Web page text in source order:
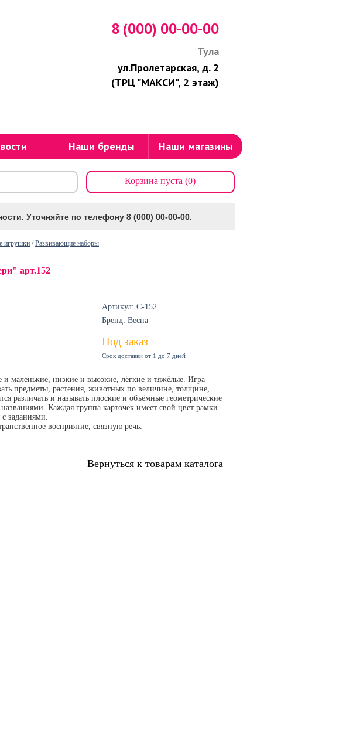
8 (000) 00-00-00
Тула
ул.Пролетарская, д. 2
(ТРЦ "МАКСИ", 2 этаж)
Наши бренды Наши магазины
Корзина пуста (0)
Уточняйте по телефону 8 (000) 00-00-00.
игрушки /Развивающие наборы
арт.152
Артикул: С-152
Бренд: Весна
Под заказ
Срок доставки от 1 до 7 дней
маленькие, низкие и высокие, лёгкие и тяжёлые. Игра–
предметы, растения, животных по величине, толщине,
различать и называть плоские и объёмные геометрические
Каждая группа карточек имеет свой цвет рамки
заданиями.
восприятие, связную речь.
Вернуться к товарам каталога